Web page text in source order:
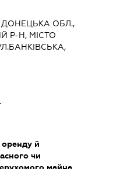
ДОНЕЦЬКА ОБЛ.,
Р-Н, МІСТО
й
чи
майна